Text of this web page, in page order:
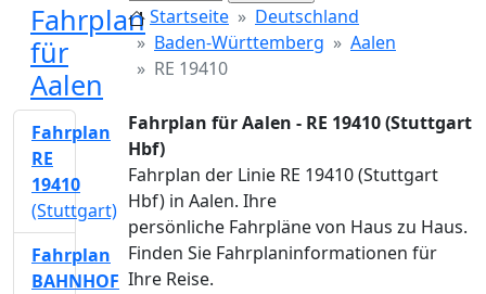
Fahrplan
für
Aalen
Startseite
Deutschland
Baden-Württemberg
Aalen
RE 19410
Fahrplan für Aalen - RE 19410 (Stuttgart
Hbf)
Fahrplan der Linie RE 19410 (Stuttgart
Hbf) in Aalen. Ihre
persönliche Fahrpläne von Haus zu Haus.
Finden Sie Fahrplaninformationen für
Ihre Reise.
Fahrplan
RE
19410
(Stuttgart)
Fahrplan
BAHNHOF